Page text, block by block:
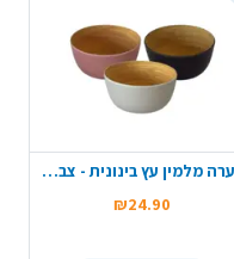
קערה מלמין עץ בינונית - צבע משתנה
₪24.90